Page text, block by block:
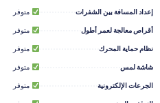
إعداد المسافة بين الشفرات
متوفر
أقراص معالجة لعمر أطول
متوفر
نظام حماية المحرك
متوفر
شاشة لمس
متوفر
الجرعات الإلكترونية
متوفر